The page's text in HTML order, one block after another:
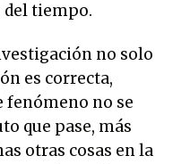
tiempo.
no solo
es correcta,
fenómeno no se
que pase, más
otras cosas en la